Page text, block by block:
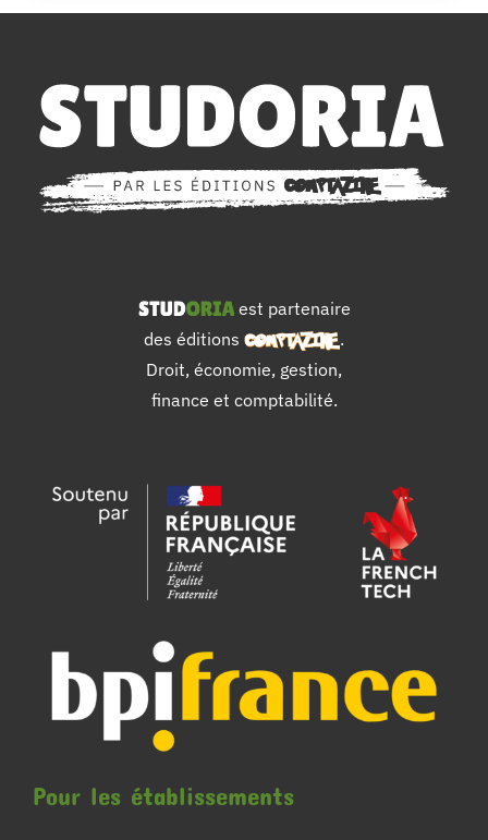
est partenaire
des éditions
.
Droit, économie, gestion,
finance et comptabilité.
Pour les établissements